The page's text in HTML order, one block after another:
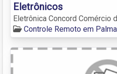
Eletrônicos
Eletrônica Concord Comércio
Controle Remoto em